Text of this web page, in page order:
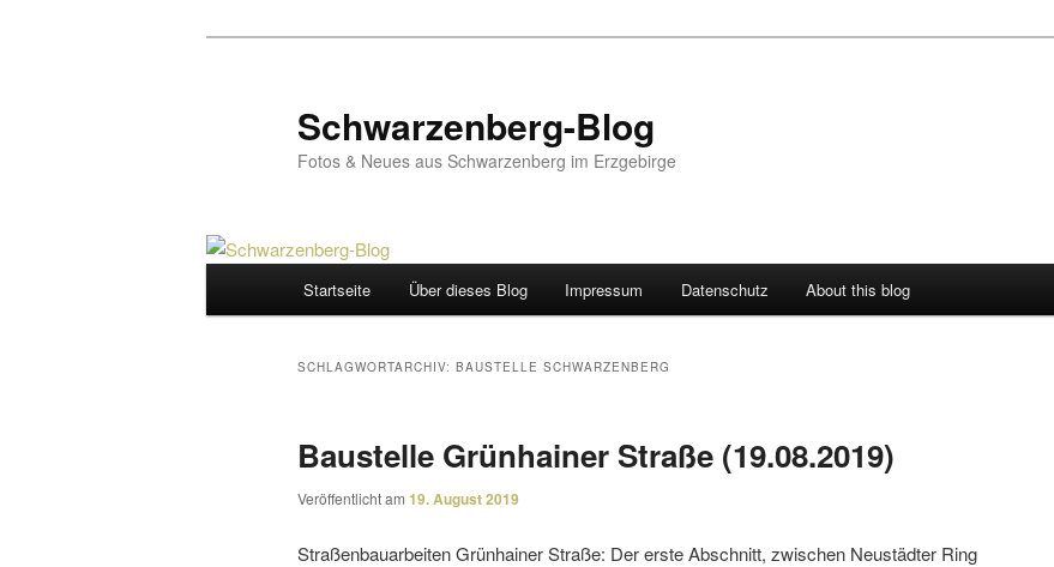
Schwarzenberg-Blog
Fotos & Neues aus Schwarzenberg im Erzgebirge
Startseite Über dieses Blog Impressum Datenschutz About this blog
SCHLAGWORTARCHIV: BAUSTELLE SCHWARZENBERG
Baustelle Grünhainer Straße (19.08.2019)
Veröffentlicht am 19. August 2019
Straßenbauarbeiten Grünhainer Straße: Der erste Abschnitt, zwischen Neustädter Ring